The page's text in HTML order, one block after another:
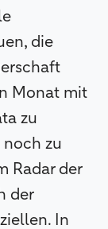
die
Monat mit
zu
noch zu
Radar der
der
In